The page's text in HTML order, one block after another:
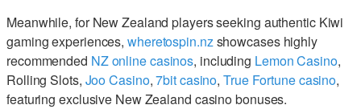
Meanwhile, for New Zealand players seeking authentic Kiwi
gaming experiences, wheretospin.nzshowcases highly
recommended NZ online casinos, including Lemon Casino,
Rolling Slots, Joo Casino,7bit casino,True Fortune casino,
featuring exclusive New Zealand casino bonuses.